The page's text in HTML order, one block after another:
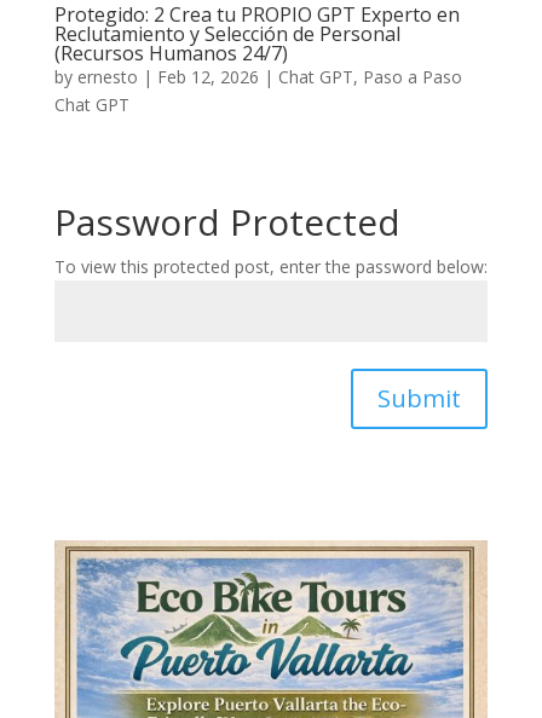
Protegido: 2 Crea tu PROPIO GPT Experto en
Reclutamiento y Selección de Personal
(Recursos Humanos 24/7)
by ernesto | Feb 12, 2026 | Chat GPT, Paso a Paso
Chat GPT
Password Protected
To view this protected post, enter the password below:
Submit